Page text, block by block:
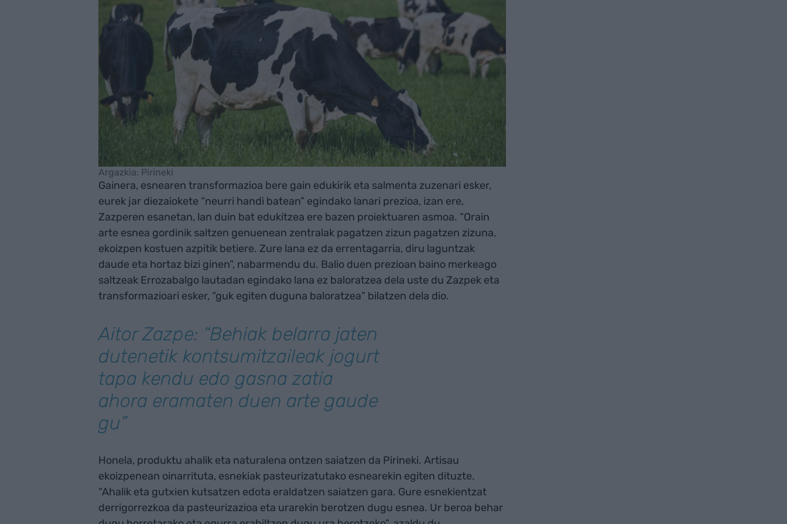
Argazkia: Pirineki
Gainera, esnearen transformazioa bere gain edukirik eta salmenta zuzenari esker,
eurek jar diezaiokete “neurri handi batean” egindako lanari prezioa, izan ere,
Zazperen esanetan, lan duin bat edukitzea ere bazen proiektuaren asmoa. “Orain
arte esnea gordinik saltzen genuenean zentralak pagatzen zizun pagatzen zizuna,
ekoizpen kostuen azpitik betiere. Zure lana ez da errentagarria, diru laguntzak
daude eta hortaz bizi ginen”, nabarmendu du. Balio duen prezioan baino merkeago
saltzeak Errozabalgo lautadan egindako lana ez baloratzea dela uste du Zazpek eta
transformazioari esker, “guk egiten duguna baloratzea” bilatzen dela dio.
Aitor Zazpe: “Behiak belarra jaten
dutenetik kontsumitzaileak jogurt
tapa kendu edo gasna zatia
ahora eramaten duen arte gaude
gu”
Honela, produktu ahalik eta naturalena ontzen saiatzen da Pirineki. Artisau
ekoizpenean oinarrituta, esnekiak pasteurizatutako esnearekin egiten dituzte.
“Ahalik eta gutxien kutsatzen edota eraldatzen saiatzen gara. Gure esnekientzat
derrigorrezkoa da pasteurizazioa eta urarekin berotzen dugu esnea. Ur beroa behar